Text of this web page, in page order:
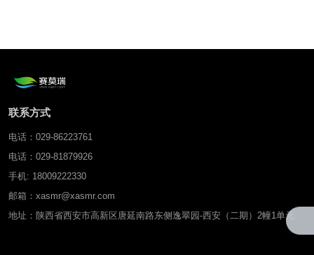
联系方式
电话：029-86223761
电话：029-81879926
手机: 18009222330
邮箱：xasmr@xasmr.com
地址：陕西省西安市高新区唐延南路东侧逸翠园-西安（二期）2幢1单元